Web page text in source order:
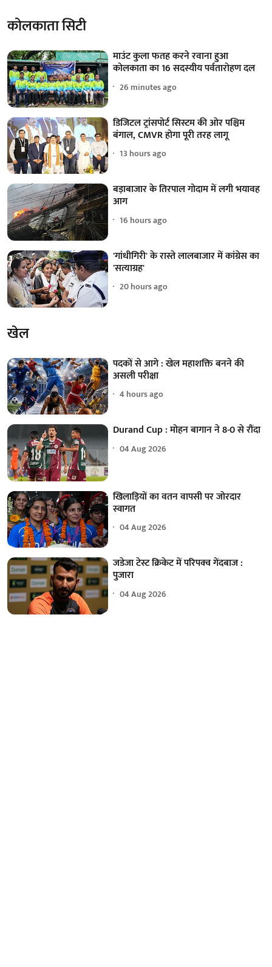
कोलकाता सिटी
माउंट कुला फतह करने रवाना हुआ
कोलकाता का 16 सदस्यीय पर्वतारोहण दल
26 minutes ago
डिजिटल ट्रांसपोर्ट सिस्टम की ओर पश्चिम
बंगाल, CMVR होगा पूरी तरह लागू
13 hours ago
बड़ाबाजार के तिरपाल गोदाम में लगी भयावह
आग
16 hours ago
'गांधीगिरी' के रास्ते लालबाजार में कांग्रेस का
'सत्याग्रह'
20 hours ago
खेल
पदकों से आगे : खेल महाशक्ति बनने की
असली परीक्षा
4 hours ago
Durand Cup : मोहन बागान ने 8-0 से रौंदा
04 Aug 2026
खिलाड़ियों का वतन वापसी पर जोरदार
स्वागत
04 Aug 2026
जडेजा टेस्ट क्रिकेट में परिपक्व गेंदबाज :
पुजारा
04 Aug 2026